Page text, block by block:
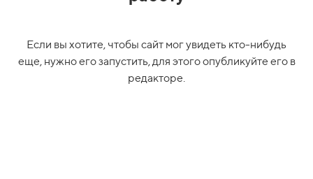
Если вы хотите, чтобы сайт мог увидеть кто-нибудь
еще, нужно его запустить, для этого опубликуйте его в
редакторе.